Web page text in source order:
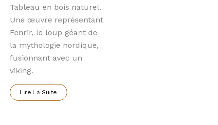
Tableau en bois naturel.
Une œuvre représentant
Fenrir, le loup géant de
la mythologie nordique,
fusionnant avec un
viking.
Lire La Suite